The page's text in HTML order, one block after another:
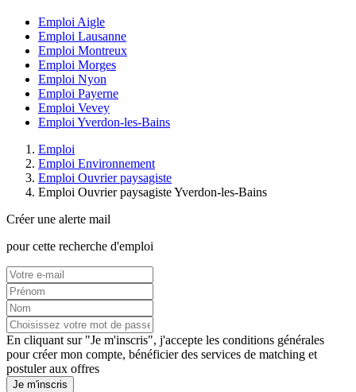
Emploi Aigle
Emploi Lausanne
Emploi Montreux
Emploi Morges
Emploi Nyon
Emploi Payerne
Emploi Vevey
Emploi Yverdon-les-Bains
Emploi
Emploi Environnement
Emploi Ouvrier paysagiste
Emploi Ouvrier paysagiste Yverdon-les-Bains
Créer une alerte mail
pour cette recherche d'emploi
En cliquant sur "Je m'inscris", j'accepte les conditions générales
pour créer mon compte, bénéficier des services de matching et
postuler aux offres
Je m'inscris